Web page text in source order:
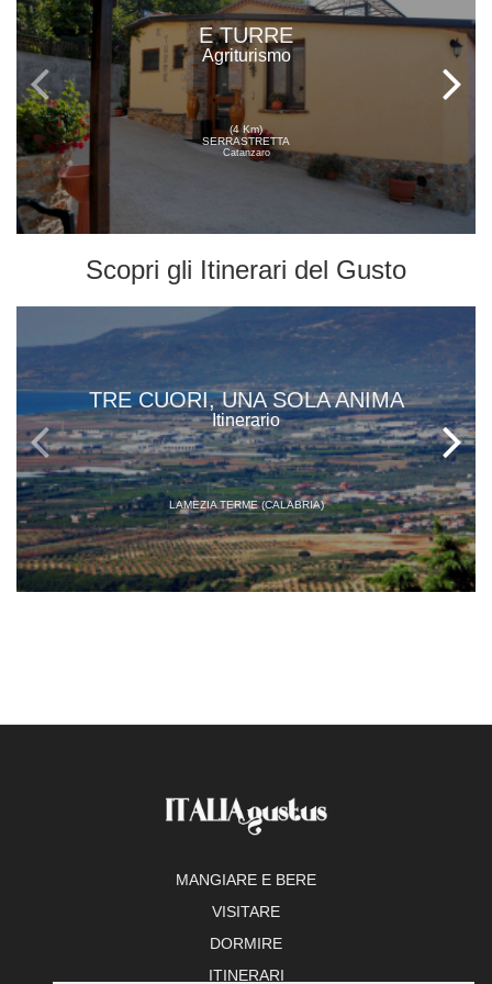
E TURRE
Agriturismo
(4 Km)
SERRASTRETTA
Catanzaro
Scopri gli Itinerari del Gusto
TRE CUORI, UNA SOLA ANIMA
Itinerario
LAMEZIA TERME (CALABRIA)
MANGIARE E BERE
VISITARE
DORMIRE
ITINERARI